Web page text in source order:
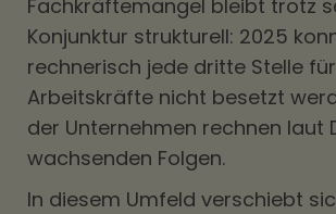
Fachkräftemangel bleibt trotz
Konjunktur strukturell: 2025
rechnerisch jede dritte Stelle
Arbeitskräfte nicht besetzt
der Unternehmen rechnen laut
wachsenden Folgen.
In diesem Umfeld verschiebt